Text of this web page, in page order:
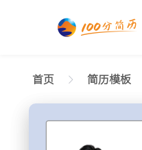
首页 简历模板